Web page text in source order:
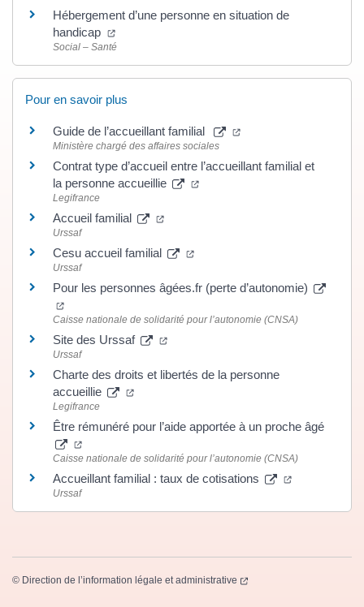
Hébergement d’une personne en situation de
handicap
(ouverture dans un nouvel onglet)
Social – Santé
Pour en savoir plus
Guide de l’accueillant familial (ouverture dans un
Ministère chargé des affaires sociales
Contrat type d’accueil entre l’accueillant familial et
la personne accueillie
(ouverture dans un nouvel
Legifrance
Accueil familial (ouverture dans un nouvel onglet)
Urssaf
Cesu accueil familial (ouverture dans un nouvel
Urssaf
Pour les personnes âgées.fr (perte d’autonomie)
(ouverture dans un nouvel onglet)
Caisse nationale de solidarité pour l’autonomie (CNSA)
Site des Urssaf (ouverture dans un nouvel onglet)
Urssaf
Charte des droits et libertés de la personne
accueillie
(ouverture dans un nouvel onglet)
Legifrance
Être rémunéré pour l’aide apportée à un proche âgé
(ouverture dans un nouvel onglet)
Caisse nationale de solidarité pour l’autonomie (CNSA)
Accueillant familial : taux de cotisations (ouverture
Urssaf
© Direction de l’information légale et administrative (ouverture dans un